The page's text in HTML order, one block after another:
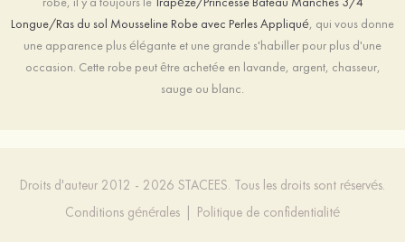
Longue/Ras du sol Mousseline Robe avec Perles Appliqué, qui vous donne
une apparence plus élégante et une grande s'habiller pour plus d'une
occasion. Cette robe peut être achetée en lavande, argent, chasseur,
sauge ou blanc.
Droits d'auteur 2012 - 2026 STACEES. Tous les droits sont réservés.
Conditions générales
Politique de confidentialité